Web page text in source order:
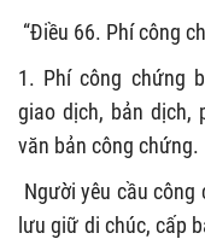
“Điều 66. Phí công
1. Phí công chứng
giao dịch, bản dịch,
văn bản công chứng.
Người yêu cầu
lưu giữ di chúc, cấp